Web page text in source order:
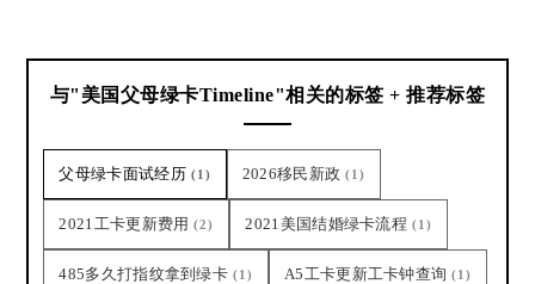
与"美国父母绿卡Timeline"相关的标签 + 推荐标签
父母绿卡面试经历 (1) 2026移民新政 (1)
2021工卡更新费用 (2) 2021美国结婚绿卡流程 (1)
485多久打指纹拿到绿卡 (1) A5工卡更新工卡钟查询 (1)